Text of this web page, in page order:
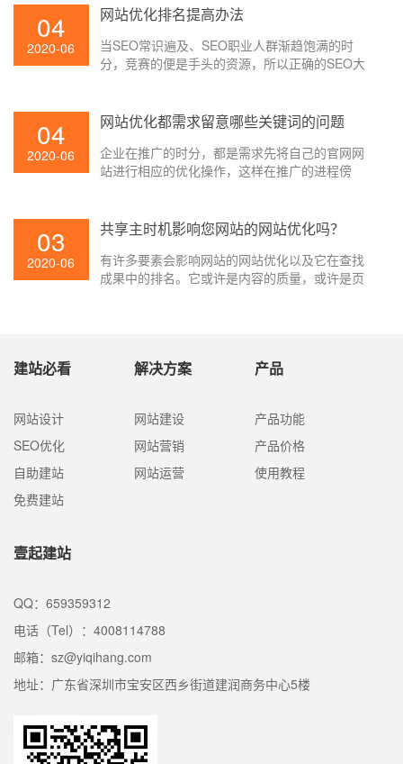
站获取更好的排名。
04
2020-06
网站优化排名提高办法
当SEO常识遍及、SEO职业人群渐趋饱满的时
分，竞赛的便是手头的资源，所以正确的SEO大
04
2020-06
网站优化都需求留意哪些关键词的问题
企业在推广的时分，都是需求先将自己的官网网
站进行相应的优化操作，这样在推广的进程傍
广，都需求关于网站采纳更要害的优化方法，这
分，都需求留意哪些要害词的问题呢？其实在网
络推广的时分，要害词是一个很重要的组成部
03
2020-06
共享主时机影响您网站的网站优化吗？
有许多要素会影响网站的网站优化以及它在查找
成果中的排名。它或许是内容的质量，或许是页
以及导致网站取得查找排名的原因。
建站必看
网站设计
SEO优化
自助建站
免费建站
解决方案
网站建设
网站营销
网站运营
产品
产品功能
产品价格
使用教程
壹起建站
QQ：659359312
电话（Tel）：4008114788
邮箱：sz@yiqihang.com
地址：广东省深圳市宝安区西乡街道建润商务中心5楼